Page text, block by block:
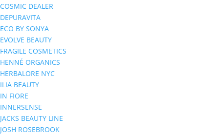
COSMIC DEALER
DEPURAVITA
ECO BY SONYA
EVOLVE BEAUTY
FRAGILE COSMETICS
HENNÉ ORGANICS
HERBALORE NYC
ILIA BEAUTY
IN FIORE
INNERSENSE
JACKS BEAUTY LINE
JOSH ROSEBROOK